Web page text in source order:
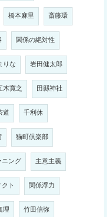
橋本麻里 斎藤環
関係の絶対性
りな 岩田健太郎
木寛之 田縣神社
道 千利休
猫町倶楽部
ング 主意主義
ト 関係浮力
理 竹田信弥